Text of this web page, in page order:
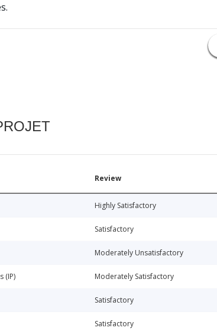
Review
Highly Satisfactory
Satisfactory
Moderately Unsatisfactory
(IP) Moderately Satisfactory
Satisfactory
Satisfactory